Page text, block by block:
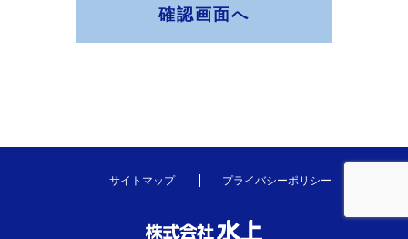
確認画面へ
サイトマップ プライバシーポリシー